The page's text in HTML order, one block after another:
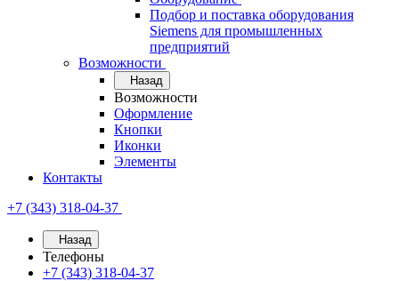
Подбор и поставка оборудования
Siemens для промышленных
предприятий
Возможности
Назад
Возможности
Оформление
Кнопки
Иконки
Элементы
Контакты
+7 (343) 318-04-37
Назад
Телефоны
+7 (343) 318-04-37